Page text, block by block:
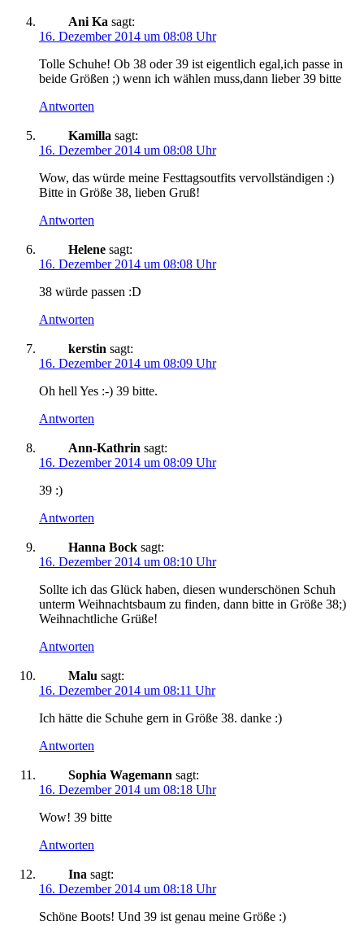
Ani Ka sagt:
16. Dezember 2014 um 08:08 Uhr
Tolle Schuhe! Ob 38 oder 39 ist eigentlich egal,ich passe in
beide Größen ;) wenn ich wählen muss,dann lieber 39 bitte
Antworten
Kamilla sagt:
16. Dezember 2014 um 08:08 Uhr
Wow, das würde meine Festtagsoutfits vervollständigen :)
Bitte in Größe 38, lieben Gruß!
Antworten
Helene sagt:
16. Dezember 2014 um 08:08 Uhr
38 würde passen :D
Antworten
kerstin sagt:
16. Dezember 2014 um 08:09 Uhr
Oh hell Yes :-) 39 bitte.
Antworten
Ann-Kathrin sagt:
16. Dezember 2014 um 08:09 Uhr
39 :)
Antworten
Hanna Bock sagt:
16. Dezember 2014 um 08:10 Uhr
Sollte ich das Glück haben, diesen wunderschönen Schuh
unterm Weihnachtsbaum zu finden, dann bitte in Größe 38;)
Weihnachtliche Grüße!
Antworten
Malu sagt:
16. Dezember 2014 um 08:11 Uhr
Ich hätte die Schuhe gern in Größe 38. danke :)
Antworten
Sophia Wagemann sagt:
16. Dezember 2014 um 08:18 Uhr
Wow! 39 bitte
Antworten
Ina sagt:
16. Dezember 2014 um 08:18 Uhr
Schöne Boots! Und 39 ist genau meine Größe :)